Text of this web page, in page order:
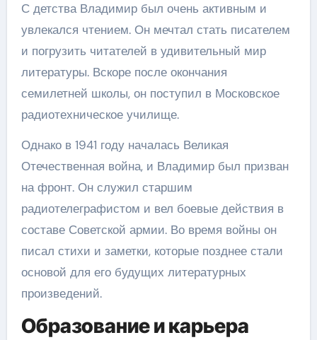
С детства Владимир был очень активным и
увлекался чтением. Он мечтал стать писателем
и погрузить читателей в удивительный мир
литературы. Вскоре после окончания
семилетней школы, он поступил в Московское
радиотехническое училище.
Однако в 1941 году началась Великая
Отечественная война, и Владимир был призван
на фронт. Он служил старшим
радиотелеграфистом и вел боевые действия в
составе Советской армии. Во время войны он
писал стихи и заметки, которые позднее стали
основой для его будущих литературных
произведений.
Образование и карьера